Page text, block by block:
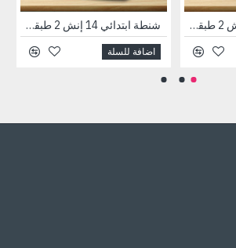
شنطة ابتدائي 14 إنش 2 طبقة ظهر طبي رقم 031 شنطة ابتدائي 14 إنش 2 طبقة ظهر طبي رقم 042
اضافة للسلة